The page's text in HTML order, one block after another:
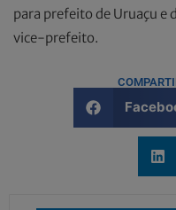
para prefeito de Uruaçu e
vice-prefeito.